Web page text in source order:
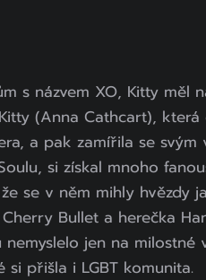
s názvem XO, Kitty měl
(Anna Cathcart), která
a pak zamířila se svým
si získal mnoho
se v něm mihly hvězdy
Bullet a herečka
jen na milostné
přišla i LGBT komunita.